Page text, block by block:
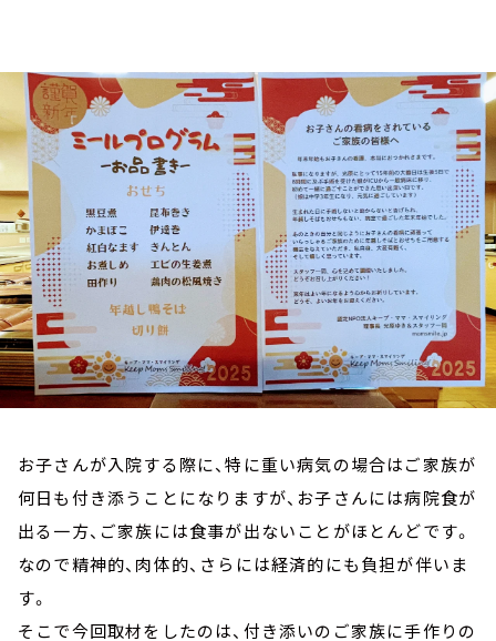
お知らせ
イベント・グッズ
YouTube
会社情報
お子さんが入院する際に、特に重い病気の場合はご家族が
何日も付き添うことになりますが、お子さんには病院食が
出る一方、ご家族には食事が出ないことがほとんどです。
なので精神的、肉体的、さらには経済的にも負担が伴いま
す。
そこで今回取材をしたのは、付き添いのご家族に手作りの